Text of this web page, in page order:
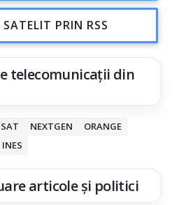
PRIN RSS
telecomunicații din
NEXTGEN
ORANGE
INES
articole și politici